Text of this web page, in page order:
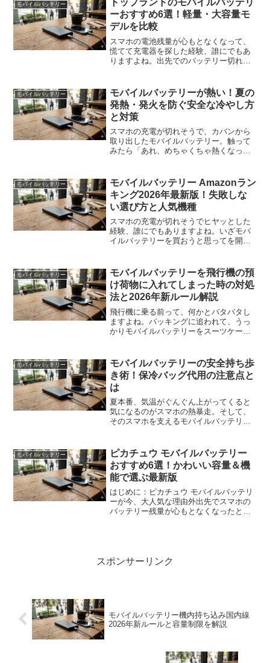
モバイルバッテリー
トップランドのモバイルバッテリ
ーおすすめ6選！軽量・大容量モ
デルを比較
スマホの電池残量が心もとなくなって、
慌てて充電器を探した経験、誰にでもあ
りますよね。出先でのバッテリー切れほ
ざ選ぼうとすると「どこのメーカーがい
いの？」「大容量と軽量、...
モバイルバッテリー
モバイルバッテリーが熱い！夏の
発熱・発火を防ぐ安全な冷やし方
と対策
スマホの充電が切れそうで、カバンから
取り出したモバイルバッテリー。触って
みたら「あれ、めちゃくちゃ熱くなって
で冷やしたら早く冷えるかな？」焦る気
持ち、すごくわかります。...
モバイルバッテリー
モバイルバッテリー Amazonラン
キング2026年最新版！失敗しな
い選び方と人気機種
スマホの充電が切れそうでヒヤッとした
経験、誰にでもありますよね。いざモバ
イルバッテリーを買おうと思ってを開い
るあなたのために、今回は2026年4月現在
の売れ筋ランキング...
モバイルバッテリー
モバイルバッテリーを飛行機の預
け荷物に入れてしまった時の対処
法と2026年新ルール解説
飛行機に乗る前って、何かとバタバタし
ますよね。パッキングに追われて、うっ
かりモバイルバッテリーをスーツケース
「あっ！」と血の気が引いた経験、実は
あなただけじゃありません。...
モバイルバッテリー
モバイルバッテリーの安全持ち歩
き術！保冷バッグ代用の注意点と
は
夏本番、気温がぐんぐん上がってくると
気になるのがスマホの熱暴走。そして、
そのスマホを支えるモバイルバッテリー
い？」その発想、実は半分正解で、半分
は大きなリスクを伴います。今...
モバイルバッテリー
ピカチュウ モバイルバッテリー
おすすめ6選！かわいい容量＆機
能で選ぶ最新版
はじめに：ピカチュウ モバイルバッテリ
ーが今、大人気な理由外出先でスマホの
バッテリー残量が心もとなくなったと
スポンサーリンク
モバイルバッテリー機内持ち込み国内線
2026年新ルールと容量制限を解説